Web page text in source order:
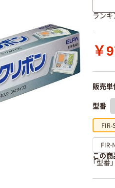
ランキ
￥
販売単
型番
FIR-
FIR-
この
「型番